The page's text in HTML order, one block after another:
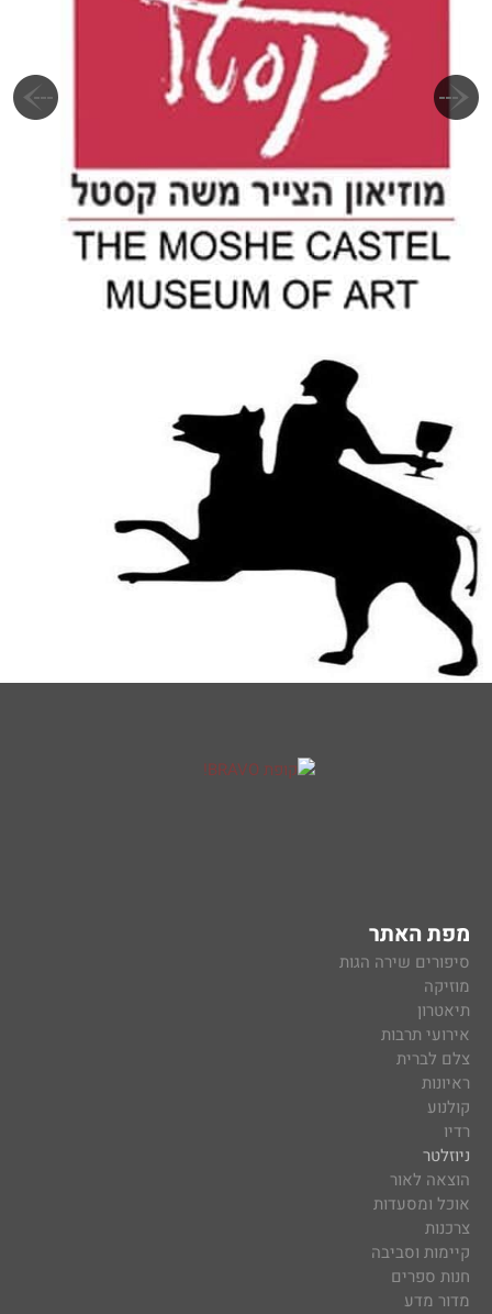
מפת האתר
סיפורים שירה הגות
מוזיקה
תיאטרון
אירועי תרבות
צלם לברית
ראיונות
קולנוע
רדיו
ניוזלטר
הוצאה לאור
אוכל ומסעדות
צרכנות
קיימות וסביבה
חנות ספרים
מדור מדע